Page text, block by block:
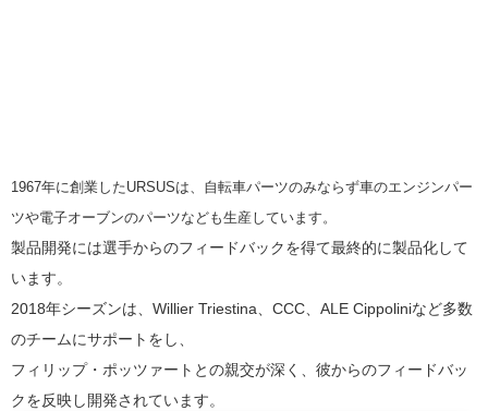
1967年に創業したURSUSは、自転車パーツのみならず車のエンジンパー
ツや電子オーブンのパーツなども生産しています。
製品開発には選手からのフィードバックを得て最終的に製品化して
います。
2018年シーズンは、Willier Triestina、CCC、ALE Cippoliniなど多数
のチームにサポートをし、
フィリップ・ポッツァートとの親交が深く、彼からのフィードバッ
クを反映し開発されています。